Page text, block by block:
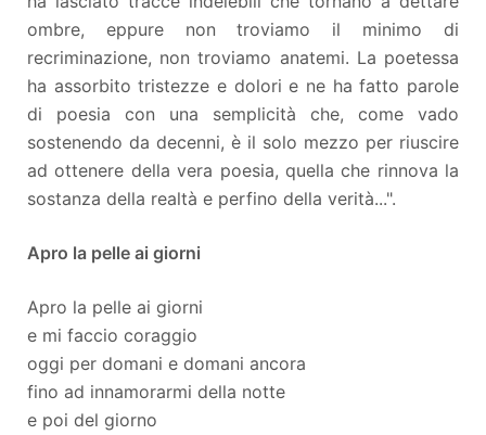
ombre, eppure non troviamo il minimo di
recriminazione, non troviamo anatemi. La poetessa
ha assorbito tristezze e dolori e ne ha fatto parole
di poesia con una semplicità che, come vado
sostenendo da decenni, è il solo mezzo per riuscire
ad ottenere della vera poesia, quella che rinnova la
sostanza della realtà e perfino della verità...".
Apro la pelle ai giorni
Apro la pelle ai giorni
e mi faccio coraggio
oggi per domani e domani ancora
fino ad innamorarmi della notte
e poi del giorno